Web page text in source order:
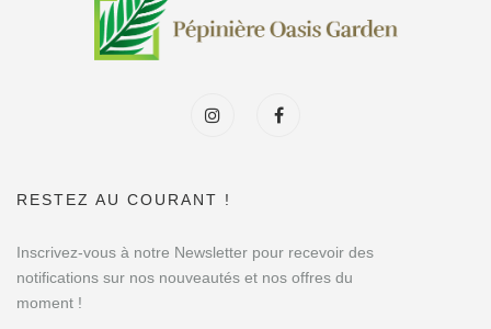
RESTEZ AU COURANT !
Inscrivez-vous à notre Newsletter pour recevoir des
notifications sur nos nouveautés et nos offres du
moment !